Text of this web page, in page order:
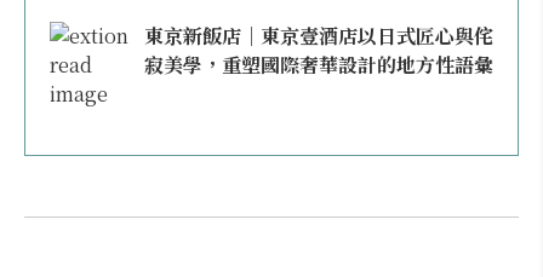
東京新飯店｜東京壹酒店以日式匠心與侘
寂美學，重塑國際奢華設計的地方性語彙